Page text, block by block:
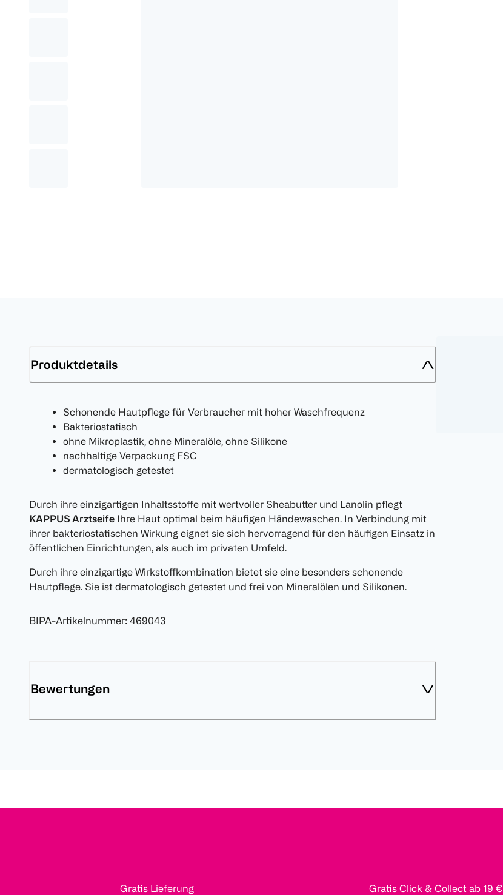
Produktdetails
Schonende Hautpflege für Verbraucher mit hoher Waschfrequenz
Bakteriostatisch
ohne Mikroplastik, ohne Mineralöle, ohne Silikone
nachhaltige Verpackung FSC
dermatologisch getestet
Durch ihre einzigartigen Inhaltsstoffe mit wertvoller Sheabutter und Lanolin pflegt
KAPPUS Arztseife Ihre Haut optimal beim häufigen Händewaschen. In Verbindung mit
ihrer bakteriostatischen Wirkung eignet sie sich hervorragend für den häufigen Einsatz in
öffentlichen Einrichtungen, als auch im privaten Umfeld.
Durch ihre einzigartige Wirkstoffkombination bietet sie eine besonders schonende
Hautpflege. Sie ist dermatologisch getestet und frei von Mineralölen und Silikonen.
BIPA-Artikelnummer: 469043
Bewertungen
Gratis Lieferung
Gratis Click & Collect ab 19 €